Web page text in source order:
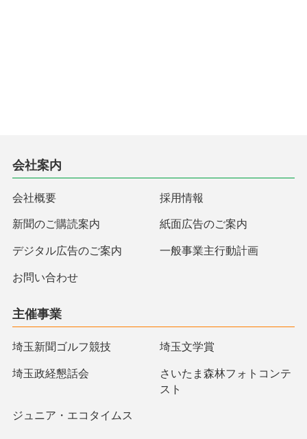
会社案内
会社概要 採用情報
新聞のご購読案内 紙面広告のご案内
デジタル広告のご案内 一般事業主行動計画
お問い合わせ
主催事業
埼玉新聞ゴルフ競技 埼玉文学賞
埼玉政経懇話会
さいたま森林フォトコンテ
スト
ジュニア・エコタイムス